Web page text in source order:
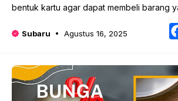
bentuk kartu agar dapat membeli barang
Subaru Agustus 16, 2025